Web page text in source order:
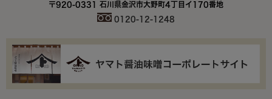
〒920-0331 石川県金沢市大野町4丁目イ170番地
0120-12-1248